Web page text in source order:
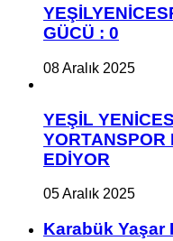
GÜCÜ : 0
08 Aralık 2025
YEŞİL
YORTANSPOR
EDİYOR
05 Aralık 2025
Karabük Yaşar